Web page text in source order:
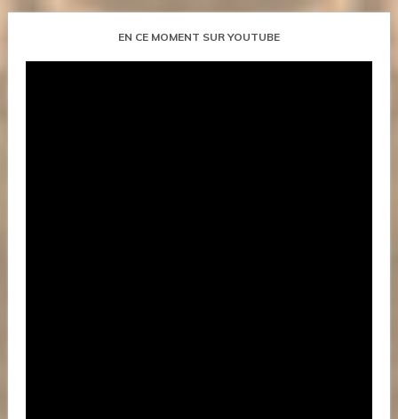
EN CE MOMENT SUR YOUTUBE